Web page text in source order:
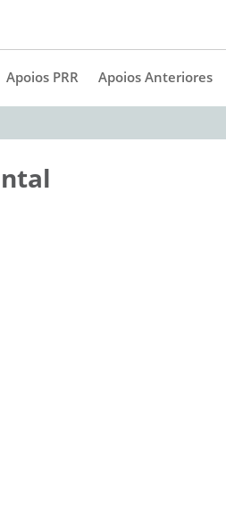
Apoios PRR Apoios Anteriores